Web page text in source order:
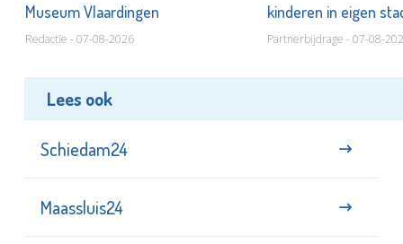
Museum Vlaardingen
Redactie - 07-08-2026
kinderen in eigen
Partnerbijdrage - 07-08-
Lees ook
Schiedam24
Maassluis24